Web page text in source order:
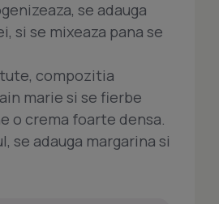
se adauga
si se mixeaza pana se
compozitia
marie si se fierbe
o crema foarte densa.
se adauga margarina si